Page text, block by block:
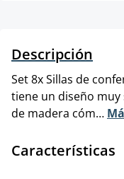
Descripción
Set 8x Sillas de
tiene un diseño muy
de madera cóm…
Características